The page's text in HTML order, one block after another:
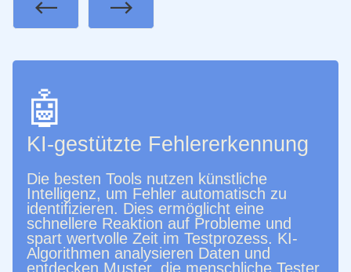
🤖
KI-gestützte Fehlererkennung
Die besten Tools nutzen künstliche
Intelligenz, um Fehler automatisch zu
identifizieren. Dies ermöglicht eine
schnellere Reaktion auf Probleme und
spart wertvolle Zeit im Testprozess. KI-
Algorithmen analysieren Daten und
entdecken Muster, die menschliche Tester
PreviousNext